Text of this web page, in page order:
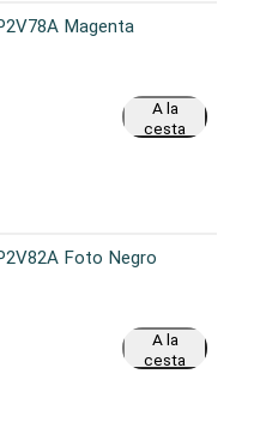
Magenta
A la
cesta
Foto Negro
A la
cesta